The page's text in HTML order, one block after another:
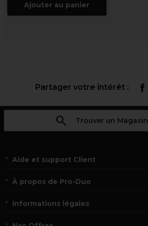
Ajouter au panier
Partager votre intérêt :
Trouver un Magasin
Aide et support Client
À propos de Pro-Duo
Informations légales